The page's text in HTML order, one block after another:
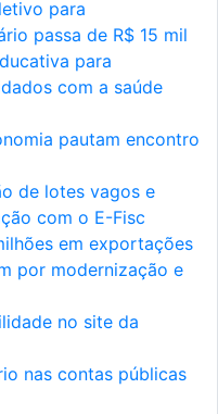
para
passa de R$ 15 mil
para
com a saúde
pautam encontro
de lotes vagos e
com o E-Fisc
em exportações
por modernização e
no site da
nas contas públicas